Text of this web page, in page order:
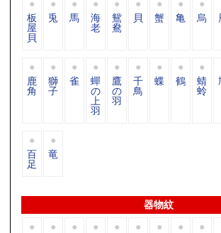
板
屋
貝
兎 馬 海
老
鴛
鴦
貝 蟹 亀 烏
鹿
角
獅
子
雀 蟬
の
上
羽
鷹
の
羽
千
鳥
蝶 鶴 蜻
蛉
百
足
竜
器物紋